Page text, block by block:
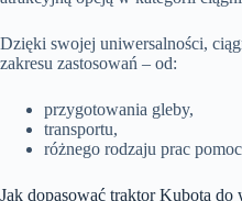
Dzięki swojej uniwersalności,
zakresu zastosowań – od:
przygotowania gleby,
transportu,
różnego rodzaju prac
Jak dopasować traktor Kubota do